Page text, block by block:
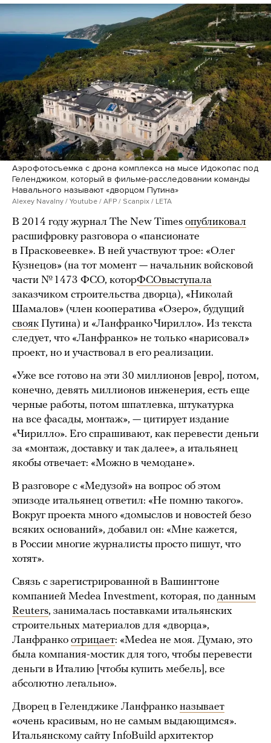
Аэрофотосъемка с дрона комплекса на мысе Идокопас под
Геленджиком, который в фильме-расследовании команды
Навального называют «дворцом Путина»
Alexey Navalny / Youtube / AFP / Scanpix / LETA
В 2014 году журнал The New Times опубликовал
расшифровку разговора о «пансионате
в Прасковеевке». В ней участвуют трое: «Олег
Кузнецов» (на тот момент — начальник войсковой
части № 1473 ФСО, которФСОвыступала
заказчиком строительства дворца), «Николай
Шамалов» (член кооператива «Озеро», будущий
свояк Путина) и «Ланфранко Чирилло». Из текста
следует, что «Ланфранко» не только «нарисовал»
проект, но и участвовал в его реализации.
«Уже все готово на эти 30 миллионов [евро], потом,
конечно, девять миллионов инженерия, есть еще
черные работы, потом шпатлевка, штукатурка
на все фасады, монтаж», — цитирует издание
«Чирилло». Его спрашивают, как перевести деньги
за «монтаж, доставку и так далее», а итальянец
якобы отвечает: «Можно в чемодане».
В разговоре с «Медузой» на вопрос об этом
эпизоде итальянец ответил: «Не помню такого».
Вокруг проекта много «домыслов и новостей безо
всяких оснований», добавил он: «Мне кажется,
в России многие журналисты просто пишут, что
хотят».
Связь с зарегистрированной в Вашингтоне
компанией Medea Investment, которая, по данным
Reuters, занималась поставками итальянских
строительных материалов для «дворца»,
Ланфранко отрицает: «Medea не моя. Думаю, это
была компания-мостик для того, чтобы перевести
деньги в Италию [чтобы купить мебель], все
абсолютно легально».
Дворец в Геленджике Ланфранко называет
«очень красивым, но не самым выдающимся».
Итальянскому сайту InfoBuild архитектор